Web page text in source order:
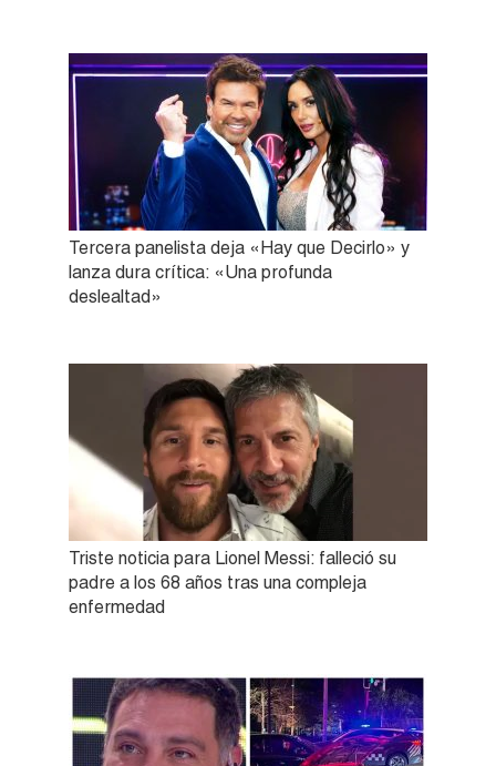
Tercera panelista deja «Hay que Decirlo» y
lanza dura crítica: «Una profunda
deslealtad»
Triste noticia para Lionel Messi: falleció su
padre a los 68 años tras una compleja
enfermedad